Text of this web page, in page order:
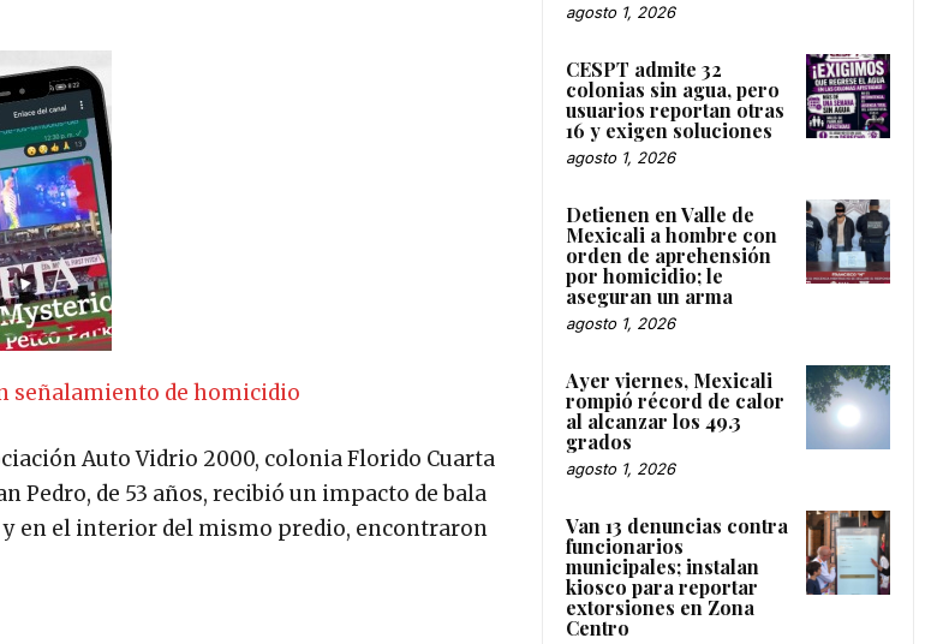
señalamiento de homicidio
Auto Vidrio 2000, colonia Florido Cuarta
Pedro, de 53 años, recibió un impacto de bala
y en el interior del mismo predio, encontraron
agosto 1, 2026
CESPT admite 32
colonias sin agua, pero
usuarios reportan otras
16 y exigen soluciones
agosto 1, 2026
Detienen en Valle de
Mexicali a hombre con
orden de aprehensión
por homicidio; le
aseguran un arma
agosto 1, 2026
Ayer viernes, Mexicali
rompió récord de calor
al alcanzar los 49.3
grados
agosto 1, 2026
Van 13 denuncias contra
funcionarios
municipales; instalan
kiosco para reportar
extorsiones en Zona
Centro